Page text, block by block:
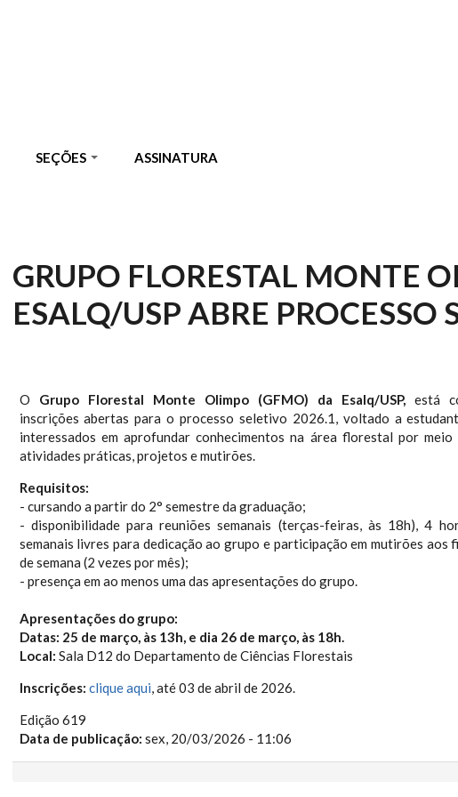
SEÇÕES ASSINATURA
GRUPO FLORESTAL MONTE
ESALQ/USP ABRE PROCESSO
O Grupo Florestal Monte Olimpo (GFMO) da Esalq/USP, está
inscrições abertas para o processo seletivo 2026.1, voltado a
interessados em aprofundar conhecimentos na área florestal por meio
atividades práticas, projetos e mutirões.
Requisitos:
- cursando a partir do 2° semestre da graduação;
- disponibilidade para reuniões semanais (terças-feiras, às 18h), 4
semanais livres para dedicação ao grupo e participação em mutirões aos
de semana (2 vezes por mês);
- presença em ao menos uma das apresentações do grupo.
Apresentações do grupo:
Datas: 25 de março, às 13h, e dia 26 de março, às 18h.
Local: Sala D12 do Departamento de Ciências Florestais
Inscrições: clique aqui, até 03 de abril de 2026.
Edição 619
Data de publicação: sex, 20/03/2026 - 11:06